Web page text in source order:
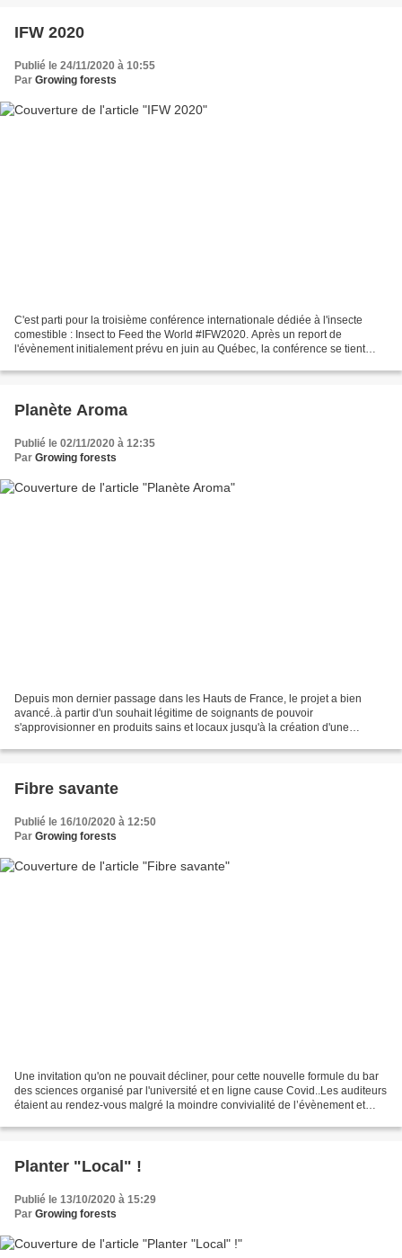
IFW 2020
Publié le 24/11/2020 à 10:55
Par Growing forests
C'est parti pour la troisième conférence internationale dédiée à l'insecte
comestible : Insect to Feed the World #IFW2020. Après un report de
l'évènement initialement prévu en juin au Québec, la conférence se tient
Planète Aroma
Publié le 02/11/2020 à 12:35
Par Growing forests
Depuis mon dernier passage dans les Hauts de France, le projet a bien
avancé..à partir d'un souhait légitime de soignants de pouvoir
s'approvisionner en produits sains et locaux jusqu'à la création d'une
Fibre savante
Publié le 16/10/2020 à 12:50
Par Growing forests
Une invitation qu'on ne pouvait décliner, pour cette nouvelle formule du bar
des sciences organisé par l'université et en ligne cause Covid..Les auditeurs
étaient au rendez-vous malgré la moindre convivialité de l’évènement et
Planter "Local" !
Publié le 13/10/2020 à 15:29
Par Growing forests